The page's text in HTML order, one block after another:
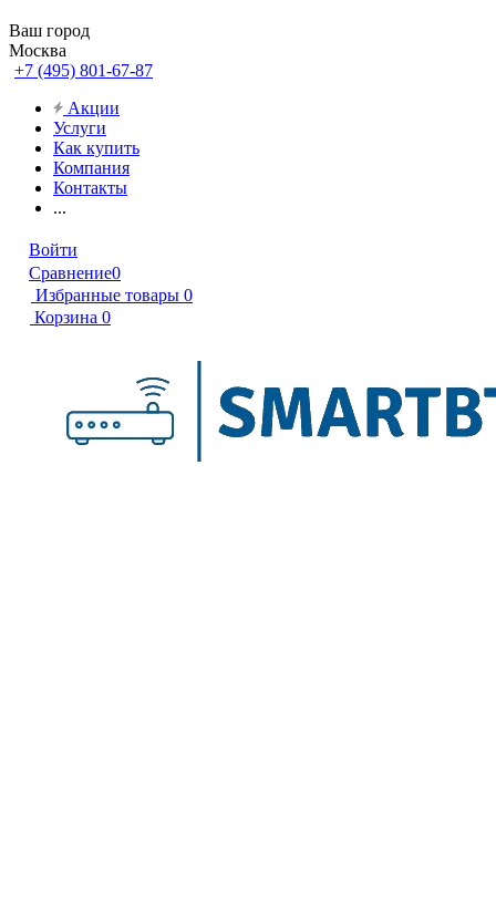
Ваш город
Москва
+7 (495) 801-67-87
Акции
Услуги
Как купить
Компания
Контакты
...
Войти
Сравнение0
Избранные товары 0
Корзина 0